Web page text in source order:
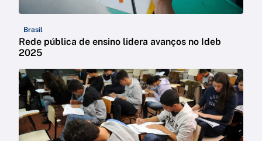
Brasil
Rede pública de ensino lidera avanços no Ideb
2025